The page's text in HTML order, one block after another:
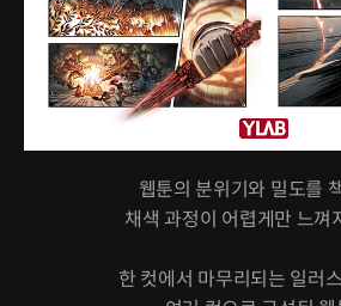
웹툰의 분위기와 밀도를
채색 과정이 어렵게만 느껴
한 컷에서 마무리되는 일러